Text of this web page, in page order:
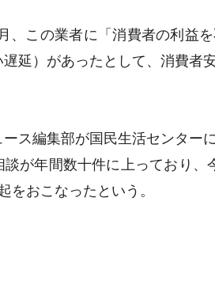
、この業者に「消費者の利益
遅延）があったとして、消費
ス編集部が国民生活センター
が年間数十件に上っており
をおこなったという。